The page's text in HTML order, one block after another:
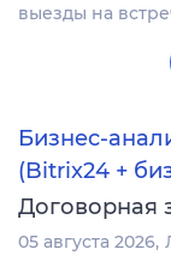
выезды на
Бизнес-
(Bitrix24 +
Договорная
05 августа 2026